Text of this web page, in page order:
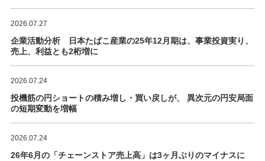
2026.07.27
企業活動分析 日本たばこ産業の25年12月期は、事業投資実り、
売上、利益とも2桁増に
2026.07.24
投機筋の円ショートの積み増し・買い戻しが、 異次元の円安局面
の短期変動を増幅
2026.07.24
26年6月の「チェーンストア売上高」は3ヶ月ぶりのマイナスに